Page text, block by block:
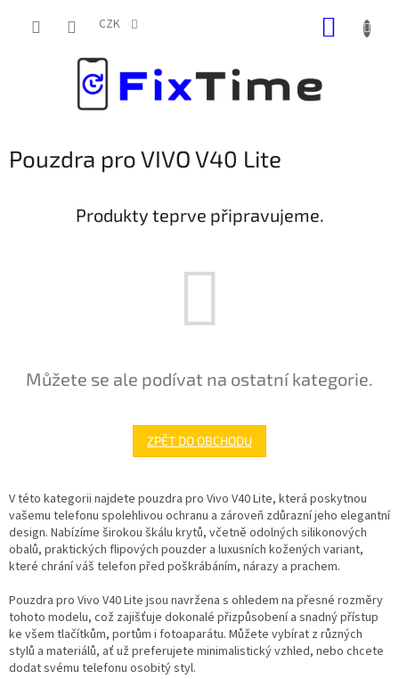
CZK
Pouzdra pro VIVO V40 Lite
Produkty teprve připravujeme.
Můžete se ale podívat na ostatní kategorie.
ZPĚT DO OBCHODU
V této kategorii najdete pouzdra pro Vivo V40 Lite, která poskytnou
vašemu telefonu spolehlivou ochranu a zároveň zdůrazní jeho elegantní
design. Nabízíme širokou škálu krytů, včetně odolných silikonových
obalů, praktických flipových pouzder a luxusních kožených variant,
které chrání váš telefon před poškrábáním, nárazy a prachem.
Pouzdra pro Vivo V40 Lite jsou navržena s ohledem na přesné rozměry
tohoto modelu, což zajišťuje dokonalé přizpůsobení a snadný přístup
ke všem tlačítkům, portům i fotoaparátu. Můžete vybírat z různých
stylů a materiálů, ať už preferujete minimalistický vzhled, nebo chcete
dodat svému telefonu osobitý styl.